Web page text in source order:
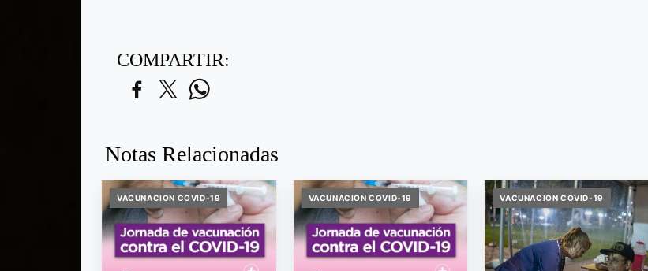
COMPARTIR:
Notas Relacionadas
VACUNACION COVID-19 VACUNACION COVID-19 VACUNACION COVID-19